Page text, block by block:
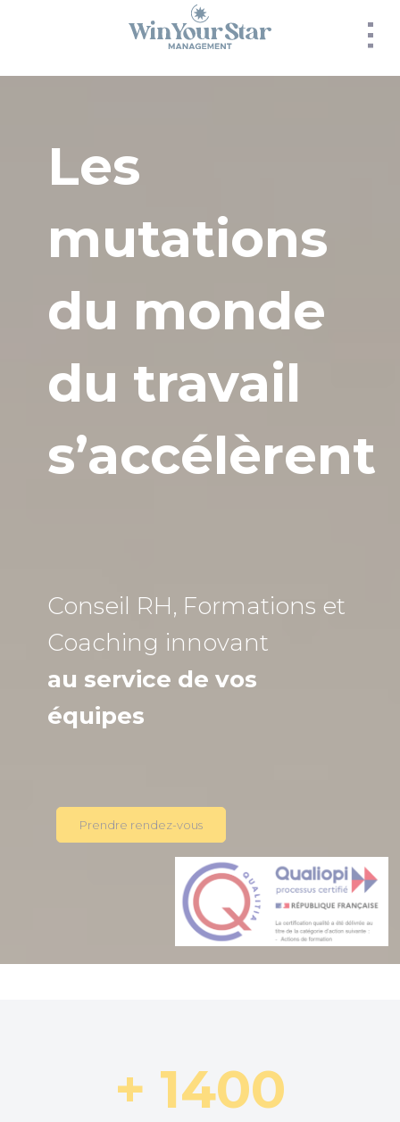
Les
mutations
du monde
du travail
s’accélèrent
Conseil RH, Formations et
Coaching innovant
au service de vos
équipes
Prendre rendez-vous
+ 1400